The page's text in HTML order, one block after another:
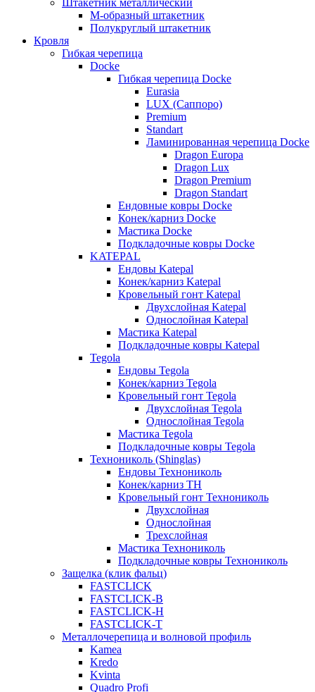
Штакетник металлический
М-образный штакетник
Полукруглый штакетник
Кровля
Гибкая черепица
Docke
Гибкая черепица Docke
Eurasia
LUX (Саппоро)
Premium
Standart
Ламинированная черепица Docke
Dragon Europa
Dragon Lux
Dragon Premium
Dragon Standart
Ендовные ковры Docke
Конек/карниз Docke
Мастика Docke
Подкладочные ковры Docke
KATEPAL
Ендовы Katepal
Конек/карниз Katepal
Кровельный гонт Katepal
Двухслойная Katepal
Однослойная Katepal
Мастика Katepal
Подкладочные ковры Katepal
Tegola
Ендовы Tegola
Конек/карниз Tegola
Кровельный гонт Tegola
Двухслойная Tegola
Однослойная Tegola
Мастика Tegola
Подкладочные ковры Tegola
Технониколь (Shinglas)
Ендовы Технониколь
Конек/карниз ТН
Кровельный гонт Технониколь
Двухслойная
Однослойная
Трехслойная
Мастика Технониколь
Подкладочные ковры Технониколь
Защелка (клик фальц)
FASTCLICK
FASTCLICK-B
FASTCLICK-H
FASTCLICK-T
Металлочерепица и волновой профиль
Kamea
Kredo
Kvinta
Quadro Profi